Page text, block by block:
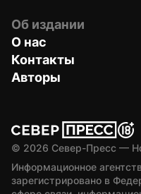
Об издании
О нас
Контакты
Авторы
© 2026 Север-Пресс —
Информационное
зарегистрировано в